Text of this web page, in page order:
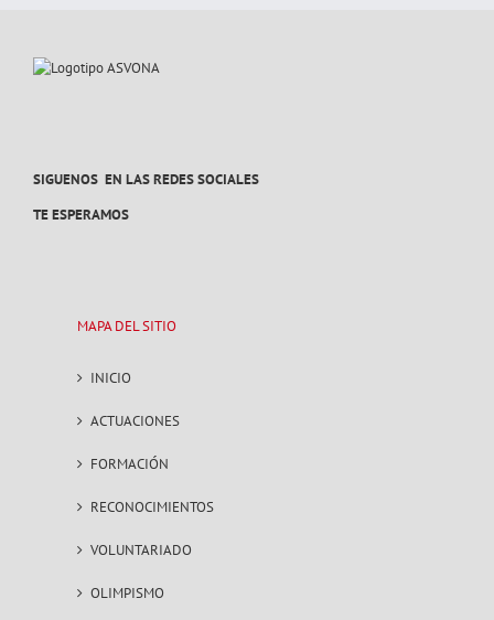
SIGUENOS EN LAS REDES SOCIALES
TE ESPERAMOS
MAPA DEL SITIO
INICIO
ACTUACIONES
FORMACIÓN
RECONOCIMIENTOS
VOLUNTARIADO
OLIMPISMO